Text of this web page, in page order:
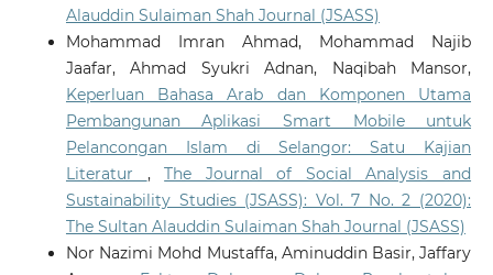
Alauddin Sulaiman Shah Journal (JSASS)
Mohammad Imran Ahmad, Mohammad Najib
Jaafar, Ahmad Syukri Adnan, Naqibah Mansor,
Keperluan Bahasa Arab dan Komponen Utama
Pembangunan Aplikasi Smart Mobile untuk
Pelancongan Islam di Selangor: Satu Kajian
Literatur ,The Journal of Social Analysis and
Sustainability Studies (JSASS): Vol. 7 No. 2 (2020):
The Sultan Alauddin Sulaiman Shah Journal (JSASS)
Nor Nazimi Mohd Mustaffa, Aminuddin Basir, Jaffary